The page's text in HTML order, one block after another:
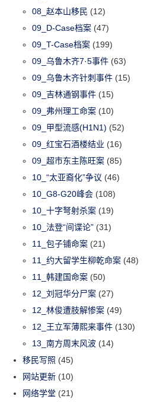
08_赵本山移民 (12)
09_D-Case档案 (47)
09_T-Case档案 (199)
09_乌鲁木齐7·5事件 (63)
09_乌鲁木齐针刺事件 (15)
09_吉林通钢事件 (15)
09_弗州理工命案 (10)
09_甲型流感(H1N1) (52)
09_红宝石酒楼结业 (16)
09_超市东主陈旺案 (85)
10_“太亚裔化”争议 (46)
10_G8-G20峰会 (108)
10_十字弩射杀案 (19)
10_法登“间谍论” (31)
11_包子铺命案 (21)
11_约大留学生柳乾命案 (48)
11_韩建国命案 (50)
12_刘冠华分尸案 (27)
12_林俊遭肢解惨案 (49)
12_王立军薄熙来事件 (130)
13_南方周末风波 (14)
移民写照 (45)
网站更新 (10)
网络学堂 (21)